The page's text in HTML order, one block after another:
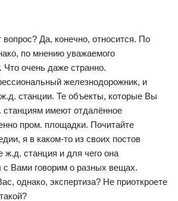
вопрос? Да, конечно, относится. По
по мнению уважаемого
Что очень даже странно.
железнодорожник, и
станции. Те объекты, которые Вы
станциям имеют отдалённое
пром. площадки. Почитайте
я в каком-то из своих постов
ж.д. станция и для чего она
Вами говорим о разных вещах.
однако, экспертиза? Не приоткроете